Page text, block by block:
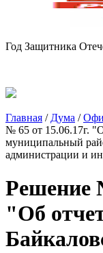
Год Защитника
Главная / Дума /
№ 65 от 15.06.17г.
муниципальный
администрации и
Решение
"Об